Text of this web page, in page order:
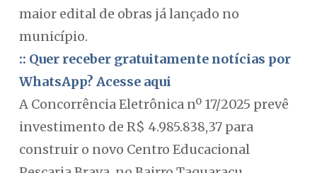
maior edital de obras já lançado no
município.
:: Quer receber gratuitamente notícias por
WhatsApp? Acesse aqui
A Concorrência Eletrônica nº 17/2025 prevê
investimento de R$ 4.985.838,37 para
construir o novo Centro Educacional